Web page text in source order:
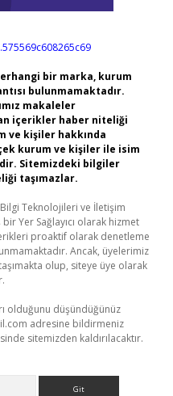
bir marka, kurum
bulunmamaktadır.
makaleler
içerikler haber niteliği
ve kişiler hakkında
kurum ve kişiler ile isim
Sitemizdeki bilgiler
taşımazlar.
Bilgi Teknolojileri ve İletişim
Yer Sağlayıcı olarak hizmet
proaktif olarak denetleme
Ancak, üyelerimiz
olup, siteye üye olarak
olduğunu düşündüğünüz
adresine bildirmeniz
sitemizden kaldırılacaktır.